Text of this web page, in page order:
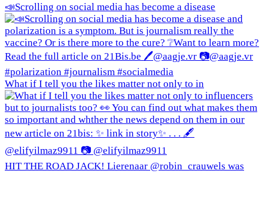
📣Scrolling on social media has become a disease
What if I tell you the likes matter not only to in
HIT THE ROAD JACK! Lierenaar @robin_crauwels was